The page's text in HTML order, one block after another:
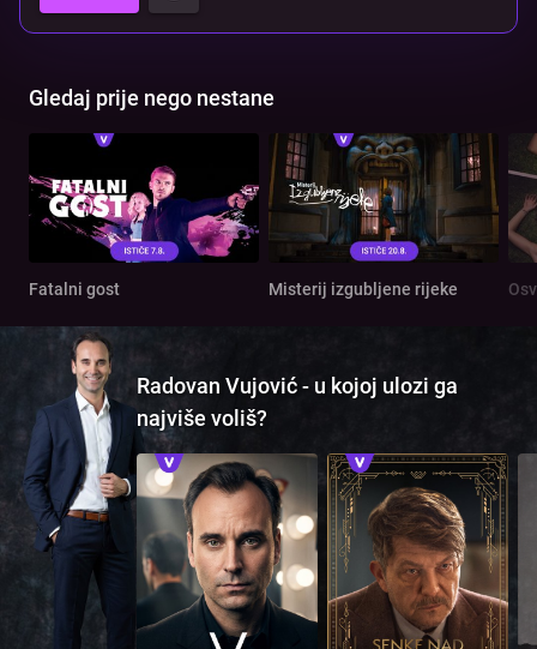
Gledaj prije nego nestane
Fatalni gost Misterij izgubljene rijeke
Radovan Vujović - u kojoj ulozi ga
najviše voliš?